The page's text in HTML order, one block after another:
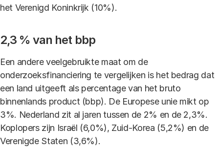
het Verenigd Koninkrijk (10%).
2,3 % van het bbp
Een andere veelgebruikte maat om de
onderzoeksfinanciering te vergelijken is het bedrag dat
een land uitgeeft als percentage van het bruto
binnenlands product (bbp). De Europese unie mikt op
3%. Nederland zit al jaren tussen de 2% en de 2,3%.
Koplopers zijn Israël (6,0%), Zuid-Korea (5,2%) en de
Verenigde Staten (3,6%).